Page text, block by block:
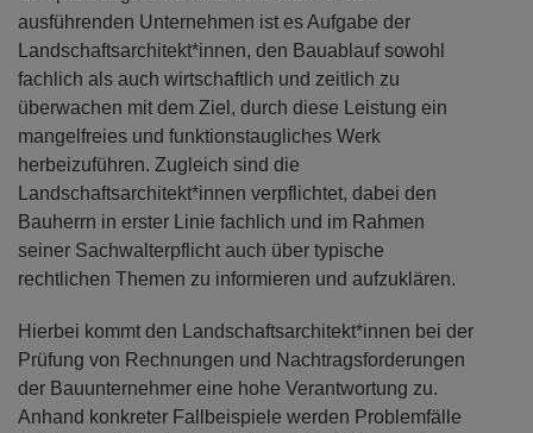
ausführenden Unternehmen ist es Aufgabe der
Landschaftsarchitekt*innen, den Bauablauf sowohl
fachlich als auch wirtschaftlich und zeitlich zu
überwachen mit dem Ziel, durch diese Leistung ein
mangelfreies und funktionstaugliches Werk
herbeizuführen. Zugleich sind die
Landschaftsarchitekt*innen verpflichtet, dabei den
Bauherrn in erster Linie fachlich und im Rahmen
seiner Sachwalterpflicht auch über typische
rechtlichen Themen zu informieren und aufzuklären.
Hierbei kommt den Landschaftsarchitekt*innen bei der
Prüfung von Rechnungen und Nachtragsforderungen
der Bauunternehmer eine hohe Verantwortung zu.
Anhand konkreter Fallbeispiele werden Problemfälle